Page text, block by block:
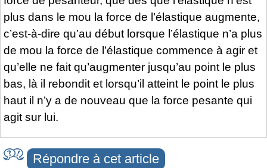
plus dans le mou la force de l’élastique augmente,
c’est-à-dire qu’au début lorsque l’élastique n’a plus
de mou la force de l’élastique commence à agir et
qu’elle ne fait qu’augmenter jusqu’au point le plus
bas, là il rebondit et lorsqu’il atteint le point le plus
haut il n’y a de nouveau que la force pesante qui
agit sur lui.
Répondre à cet article